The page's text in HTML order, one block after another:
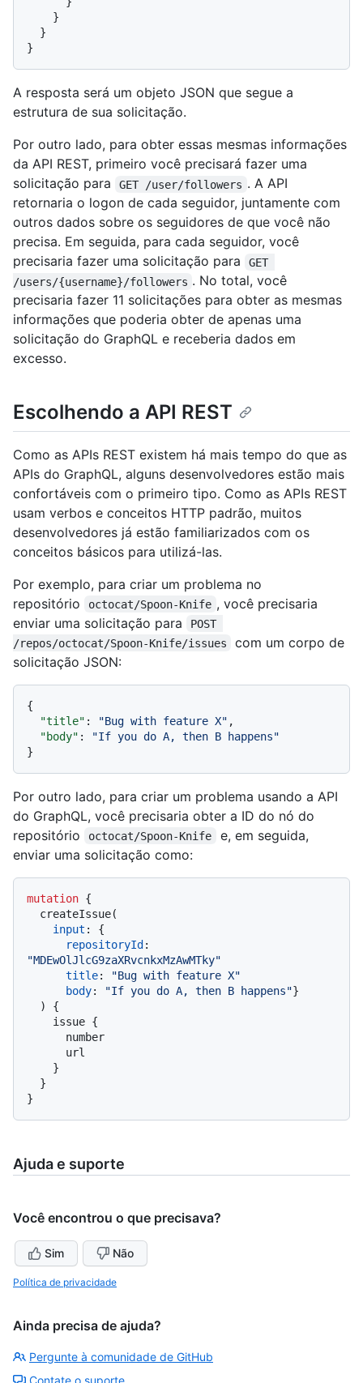
}
}
}
A resposta será um objeto JSON que segue a
estrutura de sua solicitação.
Por outro lado, para obter essas mesmas informações
da API REST, primeiro você precisará fazer uma
solicitação para
GET /user/followers . A API
retornaria o logon de cada seguidor, juntamente com
outros dados sobre os seguidores de que você não
precisa. Em seguida, para cada seguidor, você
precisaria fazer uma solicitação para
GET
/users/{username}/followers . No total, você
precisaria fazer 11 solicitações para obter as mesmas
informações que poderia obter de apenas uma
solicitação do GraphQL e receberia dados em
excesso.
Escolhendo a API REST
Como as APIs REST existem há mais tempo do que as
APIs do GraphQL, alguns desenvolvedores estão mais
confortáveis com o primeiro tipo. Como as APIs REST
usam verbos e conceitos HTTP padrão, muitos
desenvolvedores já estão familiarizados com os
conceitos básicos para utilizá-las.
Por exemplo, para criar um problema no
repositório
octocat/Spoon-Knife , você precisaria
enviar uma solicitação para
POST
/repos/octocat/Spoon-Knife/issues
com um corpo de
solicitação JSON:
{
"title" : "Bug with feature X" ,
"body" :
"If you do A, then B happens"
}
Por outro lado, para criar um problema usando a API
do GraphQL, você precisaria obter a ID do nó do
repositório
octocat/Spoon-Knife
e, em seguida,
enviar uma solicitação como:
mutation {
  createIssue
(
input :
{
repositoryId:
"MDEwOlJlcG9zaXRvcnkxMzAwMTky"
title:
"Bug with feature X"
body: "If you do A, then B happens"}
)
{
    issue
{
}
}
}
Ajuda e suporte
Você encontrou o que precisava?
Sim Não
Política de privacidade
Ainda precisa de ajuda?
Pergunte à comunidade de GitHub
Contate o suporte